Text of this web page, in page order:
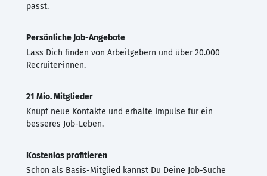
passt.
Persönliche Job-Angebote
Lass Dich finden von Arbeitgebern und über 20.000
Recruiter·innen.
21 Mio. Mitglieder
Knüpf neue Kontakte und erhalte Impulse für ein
besseres Job-Leben.
Kostenlos profitieren
Schon als Basis-Mitglied kannst Du Deine Job-Suche